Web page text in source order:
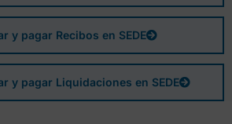
y pagar Recibos en SEDE
y pagar Liquidaciones en SEDE